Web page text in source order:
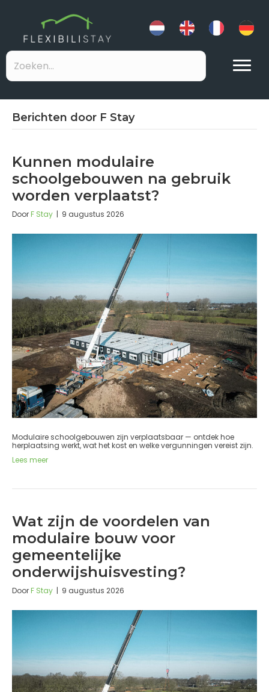
Berichten door F Stay
Kunnen modulaire
schoolgebouwen na gebruik
worden verplaatst?
DoorF Stay | 9 augustus 2026
Modulaire schoolgebouwen zijn verplaatsbaar — ontdek hoe
herplaatsing werkt, wat het kost en welke vergunningen vereist zijn.
Lees meer
Wat zijn de voordelen van
modulaire bouw voor
gemeentelijke
onderwijshuisvesting?
DoorF Stay | 9 augustus 2026